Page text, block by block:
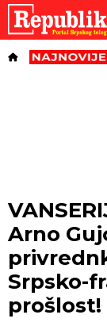
Arno
Srpsko-
prošlost!